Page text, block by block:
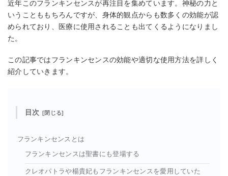
近年このフランキンセンスが再注目を集めています。神秘の力と
いうことももちろんですが、身体的観点からも数多くの効能が認
められており、医療に使用されることも出てくるようになりまし
た。
この記事ではフランキンセンスの効能や適切な使用方法を詳しく
紹介していきます。
目次
フランキンセンスとは
フランキンセンスは聖書にも登場する
クレオパトラや楊貴妃もフランキンセンスを愛用していた